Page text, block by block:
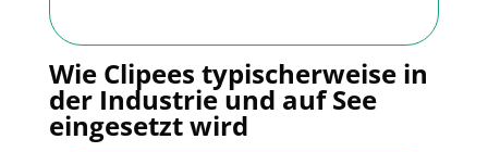
Wie Clipees typischerweise in
der Industrie und auf See
eingesetzt wird